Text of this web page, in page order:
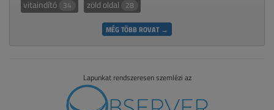
vitaindító 34 zöld oldal 28
MÉG TÖBB ROVAT →
Lapunkat rendszeresen szemlézi az